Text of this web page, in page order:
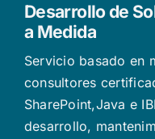
Desarrollo de
a Medida
Servicio basado en
consultores
SharePoint,Java e
desarrollo,